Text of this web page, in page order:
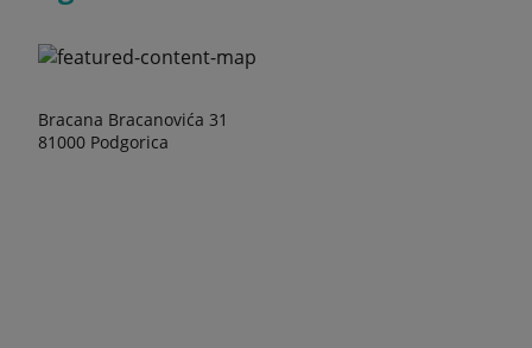
Bracana Bracanovića 31
81000 Podgorica